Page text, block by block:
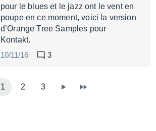
pour le blues et le jazz ont le vent en
poupe en ce moment, voici la version
d’Orange Tree Samples pour
Kontakt.
10/11/16
3
1 2 3